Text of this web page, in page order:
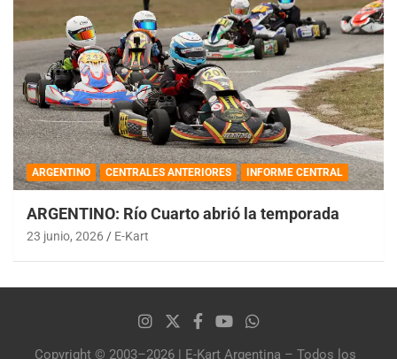
ARGENTINO CENTRALES ANTERIORES INFORME CENTRAL
ARGENTINO: Río Cuarto abrió la temporada
23 junio, 2026 E-Kart
Copyright © 2003–2026 | E-Kart Argentina – Todos los